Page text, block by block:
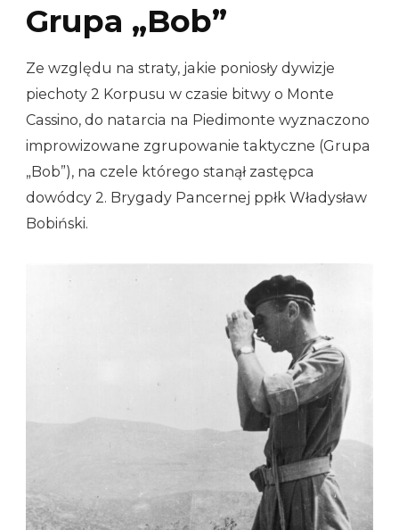
Grupa „Bob”
Ze względu na straty, jakie poniosły dywizje
piechoty 2 Korpusu w czasie bitwy o Monte
Cassino, do natarcia na Piedimonte wyznaczono
improwizowane zgrupowanie taktyczne (Grupa
„Bob”), na czele którego stanął zastępca
dowódcy 2. Brygady Pancernej ppłk Władysław
Bobiński.